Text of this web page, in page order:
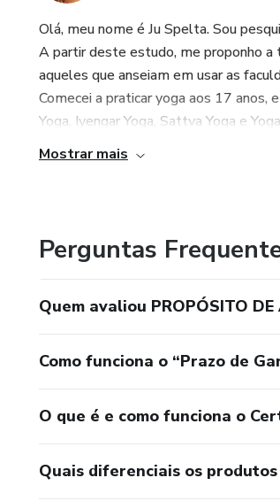
Olá, meu nome é Ju Spelta. Sou
A partir deste estudo, me proponho a
aqueles que anseiam em usar as
Comecei a praticar yoga aos 17
Yoga, Iyengar Yoga, Sattva Yoga e
Mostrar mais
Perguntas
Quem avaliou PROPÓSITO DE
Como funciona o “Prazo de
O que é e como funciona o
Quais diferenciais os